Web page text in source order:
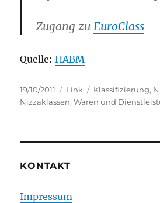
Zugang zuEuroClass
Quelle:HABM
Posted
on
19/10/2011 Categories
Link Tags
Klassifizierung,
Nizzaklassen,Waren und
KONTAKT
Impressum